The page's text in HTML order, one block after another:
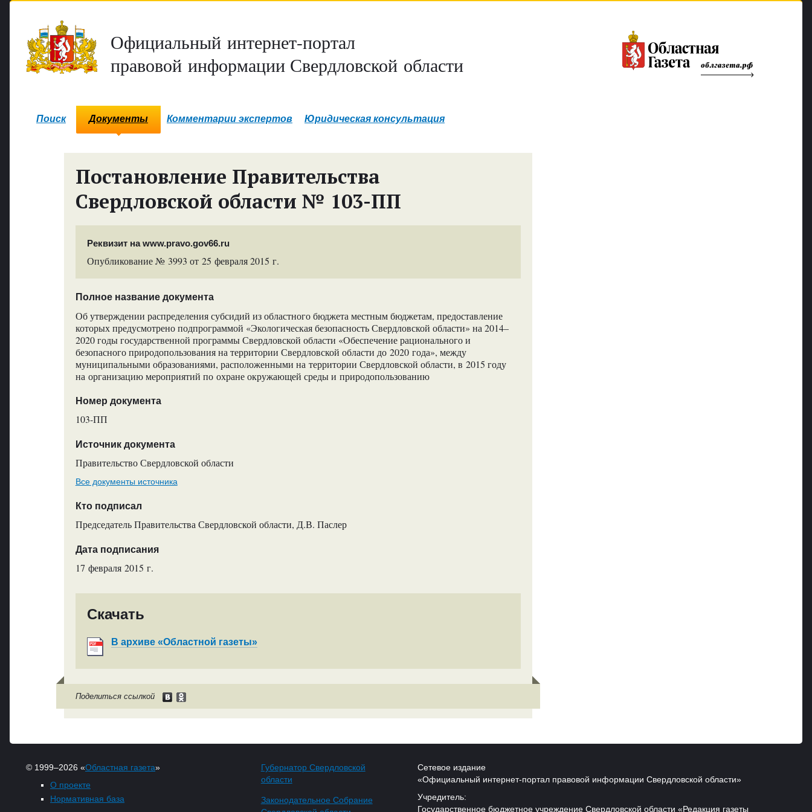
Официальный интернет-портал
правовой информации Свердловской области
Поиск Документы Комментарии экспертов Юридическая консультация
Постановление Правительства
Свердловской области № 103-ПП
Реквизит на www.pravo.gov66.ru
Опубликование № 3993 от 25 февраля 2015 г.
Полное название документа
Об утверждении распределения субсидий из областного бюджета местным бюджетам, предоставление
которых предусмотрено подпрограммой «Экологическая безопасность Свердловской области» на 2014–
2020 годы государственной программы Свердловской области «Обеспечение рационального и
безопасного природопользования на территории Свердловской области до 2020 года», между
муниципальными образованиями, расположенными на территории Свердловской области, в 2015 году
на организацию мероприятий по охране окружающей среды и природопользованию
Номер документа
103-ПП
Источник документа
Правительство Свердловской области
Все документы источника
Кто подписал
Председатель Правительства Свердловской области, Д.В. Паслер
Дата подписания
17 февраля 2015 г.
Скачать
В архиве «Областной газеты»
Поделиться ссылкой
© 1999–2026 «Областная газета»
О проекте
Нормативная база
Губернатор Свердловской
области
Законодательное Собрание
Сетевое издание
«Официальный интернет-портал правовой информации Свердловской области»
Учредитель:
Государственное бюджетное учреждение Свердловской области «Редакция газеты